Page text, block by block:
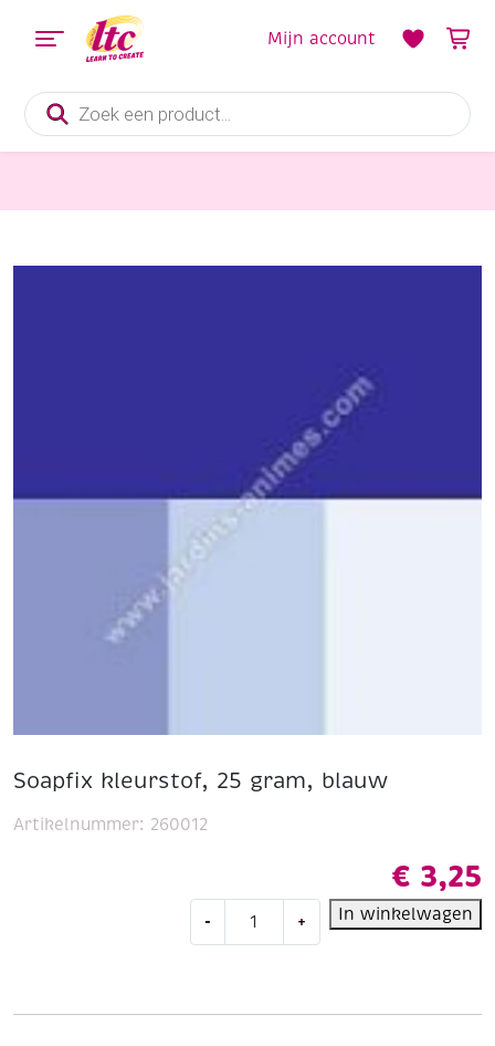
Producten
zoeken
Mijn account
Soapfix kleurstof, 25 gram, blauw
€ 3,25
-
kleurstof,
+ In winkelwagen
Artikelnummer: 260012